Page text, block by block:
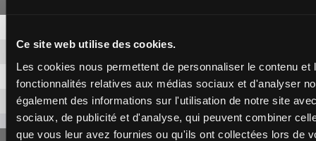
Ce site web utilise des cookies.
Les cookies nous permettent de personnaliser le contenu
fonctionnalités relatives aux médias sociaux et d'analyser
également des informations sur l'utilisation de notre site
sociaux, de publicité et d'analyse, qui peuvent combiner
que vous leur avez fournies ou qu'ils ont collectées lors de
9 3,30 €
16 9,60 €